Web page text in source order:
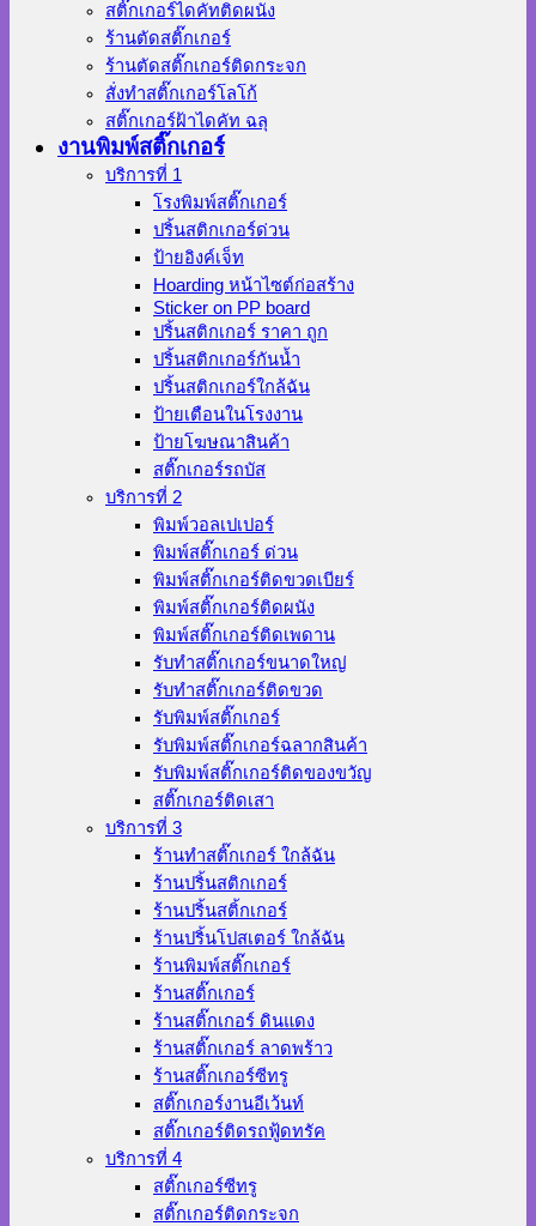
สติ๊กเกอร์ไดคัทติดผนัง
ร้านตัดสติ๊กเกอร์
ร้านตัดสติ๊กเกอร์ติดกระจก
สั่งทําสติ๊กเกอร์โลโก้
สติ๊กเกอร์ฝ้าไดคัท ฉลุ
งานพิมพ์สติ๊กเกอร์
บริการที่ 1
โรงพิมพ์สติ๊กเกอร์
ปริ้นสติกเกอร์ด่วน
ป้ายอิงค์เจ็ท
Hoarding หน้าไซต์ก่อสร้าง
Sticker on PP board
ปริ้นสติกเกอร์ ราคา ถูก
ปริ้นสติกเกอร์กันน้ำ
ปริ้นสติกเกอร์ใกล้ฉัน
ป้ายเตือนในโรงงาน
ป้ายโฆษณาสินค้า
สติ๊กเกอร์รถบัส
บริการที่ 2
พิมพ์วอลเปเปอร์
พิมพ์สติ๊กเกอร์ ด่วน
พิมพ์สติ๊กเกอร์ติดขวดเบียร์
พิมพ์สติ๊กเกอร์ติดผนัง
พิมพ์สติ๊กเกอร์ติดเพดาน
รับทำสติ๊กเกอร์ขนาดใหญ่
รับทำสติ๊กเกอร์ติดขวด
รับพิมพ์สติ๊กเกอร์
รับพิมพ์สติ๊กเกอร์ฉลากสินค้า
รับพิมพ์สติ๊กเกอร์ติดของขวัญ
สติ๊กเกอร์ติดเสา
บริการที่ 3
ร้านทําสติ๊กเกอร์ ใกล้ฉัน
ร้านปริ้นสติกเกอร์
ร้านปริ้นสติ้กเกอร์
ร้านปริ้นโปสเตอร์ ใกล้ฉัน
ร้านพิมพ์สติ๊กเกอร์
ร้านสติ๊กเกอร์
ร้านสติ๊กเกอร์ ดินแดง
ร้านสติ๊กเกอร์ ลาดพร้าว
ร้านสติ๊กเกอร์ซีทรู
สติ๊กเกอร์งานอีเว้นท์
สติ๊กเกอร์ติดรถฟู้ดทรัค
บริการที่ 4
สติ๊กเกอร์ซีทรู
สติ๊กเกอร์ติดกระจก